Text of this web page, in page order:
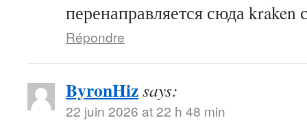
перенаправляется сюда kraken
Répondre
ByronHizsays:
22 juin 2026 at 22 h 48 min